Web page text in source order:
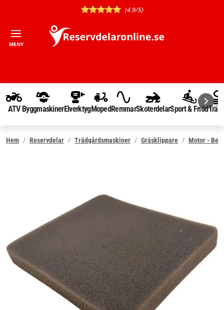
(4.9/5)
MENY
ATV ByggmaskinerElverktygMopedRemmarSkoterdelarSport & Fritid
Hem Reservdelar Trädgårdsmaskiner Gräsklippare Motor -